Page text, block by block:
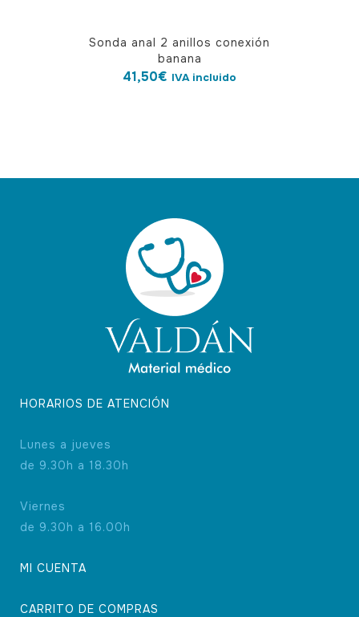
Sonda anal 2 anillos conexión
banana
41,50€ IVA incluido
HORARIOS DE ATENCIÓN
Lunes a jueves
de 9.30h a 18.30h
Viernes
de 9.30h a 16.00h
MI CUENTA
CARRITO DE COMPRAS